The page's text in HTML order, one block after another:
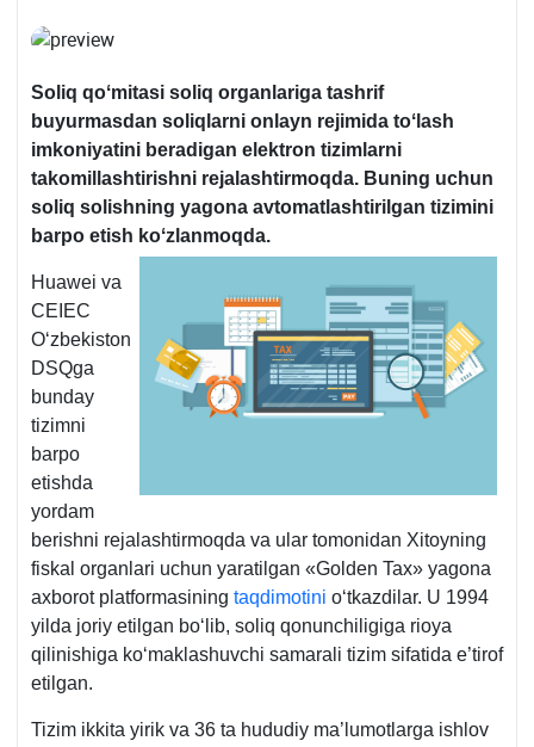
Soliq qoʻmitasi soliq organlariga tashrif
buyurmasdan soliqlarni onlayn rejimida toʻlash
imkoniyatini beradigan elektron tizimlarni
takomillashtirishni rejalashtirmoqda. Buning uchun
soliq solishning yagona avtomatlashtirilgan tizimini
barpo etish koʻzlanmoqda.
Huawei va
CEIEC
Oʻzbekiston
DSQga
bunday
tizimni
barpo
etishda
yordam
berishni rejalashtirmoqda va ular tomonidan Xitoyning
fiskal organlari uchun yaratilgan «Golden Tax» yagona
aхborot platformasining taqdimotini oʻtkazdilar. U 1994
yilda joriy etilgan boʻlib, soliq qonunchiligiga rioya
qilinishiga koʻmaklashuvchi samarali tizim sifatida e’tirof
etilgan.
Tizim ikkita yirik va 36 ta hududiy ma’lumotlarga ishlov